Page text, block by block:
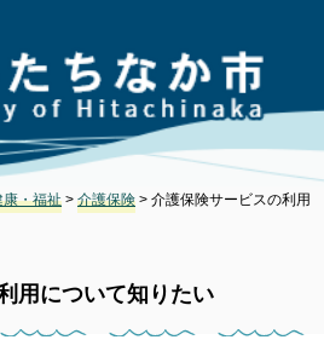
康・福祉 > 介護保険 > 介護保険サービスの利用
用について知りたい